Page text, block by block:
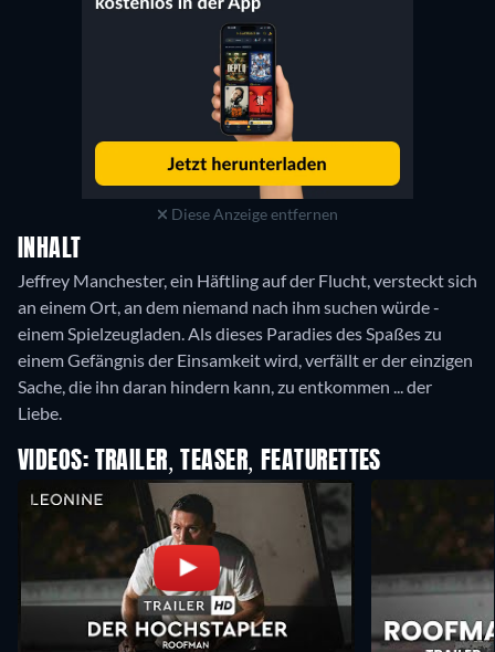
Diese Anzeige entfernen
INHALT
Jeffrey Manchester, ein Häftling auf der Flucht, versteckt sich
an einem Ort, an dem niemand nach ihm suchen würde -
einem Spielzeugladen. Als dieses Paradies des Spaßes zu
einem Gefängnis der Einsamkeit wird, verfällt er der einzigen
Sache, die ihn daran hindern kann, zu entkommen ... der
Liebe.
VIDEOS: TRAILER, TEASER, FEATURETTES